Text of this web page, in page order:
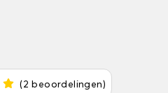
(2 beoordelingen)